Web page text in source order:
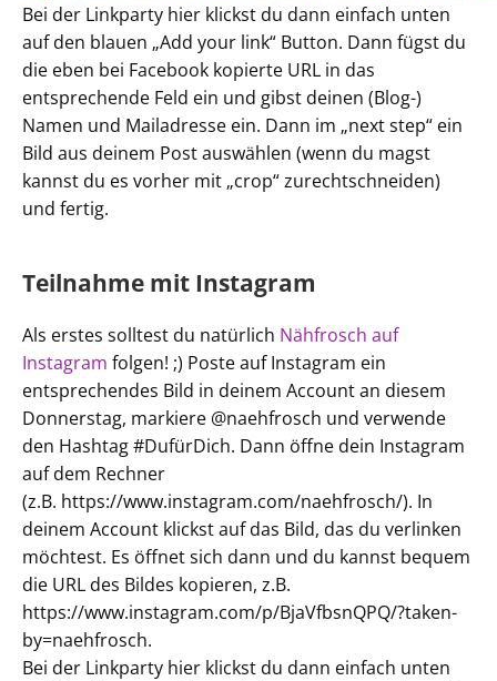
Bei der Linkparty hier klickst du dann einfach unten
auf den blauen „Add your link“ Button. Dann fügst du
die eben bei Facebook kopierte URL in das
entsprechende Feld ein und gibst deinen (Blog-)
Namen und Mailadresse ein. Dann im „next step“ ein
Bild aus deinem Post auswählen (wenn du magst
kannst du es vorher mit „crop“ zurechtschneiden)
und fertig.
Teilnahme mit Instagram
Als erstes solltest du natürlich Nähfrosch auf
Instagram folgen! ;) Poste auf Instagram ein
entsprechendes Bild in deinem Account an diesem
Donnerstag, markiere @naehfrosch und verwende
den Hashtag #DufürDich. Dann öffne dein Instagram
auf dem Rechner
(z.B. https://www.instagram.com/naehfrosch/). In
deinem Account klickst auf das Bild, das du verlinken
möchtest. Es öffnet sich dann und du kannst bequem
die URL des Bildes kopieren, z.B.
https://www.instagram.com/p/BjaVfbsnQPQ/?taken-
by=naehfrosch.
Bei der Linkparty hier klickst du dann einfach unten